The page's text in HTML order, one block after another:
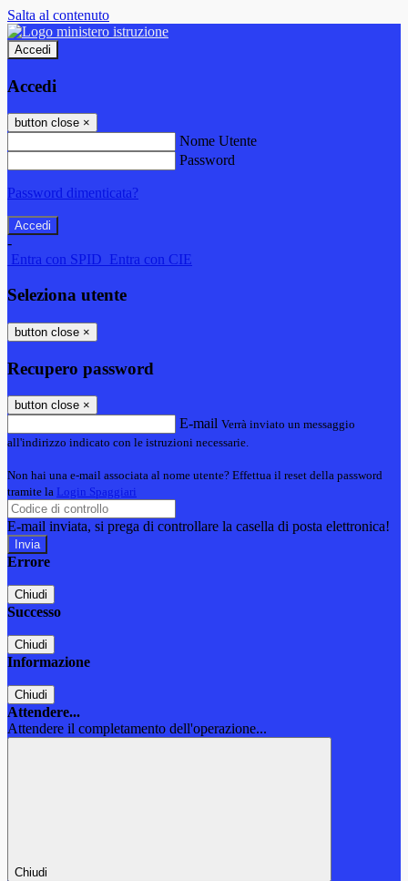
Salta al contenuto
Accedi
Accedi
button close ×
Nome Utente
Password
Password dimenticata?
-
Entra con SPID Entra con CIE
Seleziona utente
button close ×
Recupero password
button close ×
E-mail Verrà inviato un messaggio
all'indirizzo indicato con le istruzioni necessarie.
Non hai una e-mail associata al nome utente? Effettua il reset della password
tramite la Login Spaggiari
E-mail inviata, si prega di controllare la casella di posta elettronica!
Errore
Chiudi
Successo
Chiudi
Informazione
Chiudi
Attendere...
Attendere il completamento dell'operazione...
Chiudi